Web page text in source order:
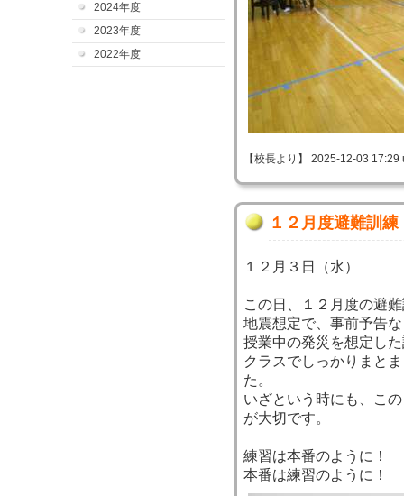
2024年度
2023年度
2022年度
【校長より】 2025-12-03 17:29
１２月度避難訓練
１２月３日（水）
この日、１２月度の避
地震想定で、事前予告
授業中の発災を想定し
クラスでしっかりまと
た。
いざという時にも、こ
が大切です。
練習は本番のように！
本番は練習のように！